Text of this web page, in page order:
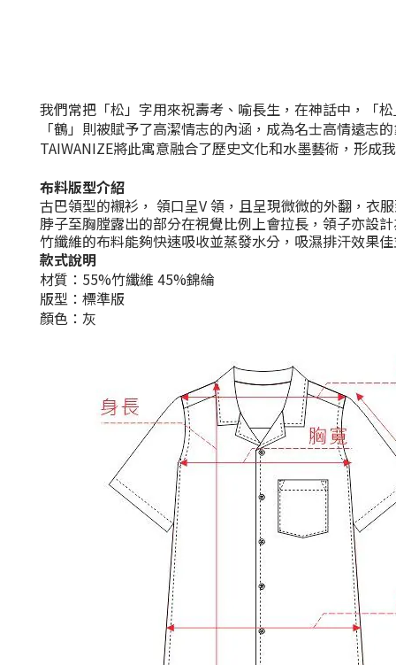
我們常把「松」字用來祝壽考、喻長生，在神話中，「
「鶴」則被賦予了高潔情志的內涵，成為名士高情遠志
TAIWANIZE將此寓意融合了歷史文化和水墨藝術，形成
布料版型介紹
古巴領型的襯衫， 領口呈V領，且呈現微微的外翻，衣
脖子至胸膛露出的部分在視覺比例上會拉長，領子亦設
竹纖維的布料能夠快速吸收並蒸發水分，吸濕排汗效果
款式說明
材質：55%竹纖維 45%錦綸
版型：標準版
顏色：灰